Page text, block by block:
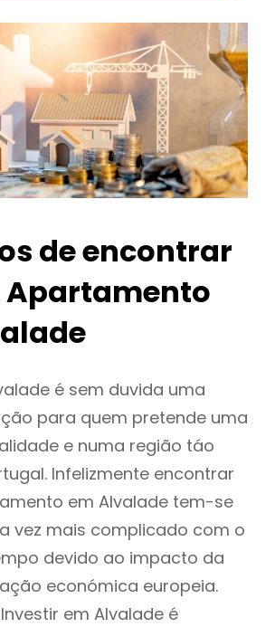
de encontrar
é sem duvida uma
para quem pretende uma
e numa região táo
Infelizmente encontrar
em Alvalade tem-se
vez mais complicado com o
devido ao impacto da
económica europeia.
em Alvalade é